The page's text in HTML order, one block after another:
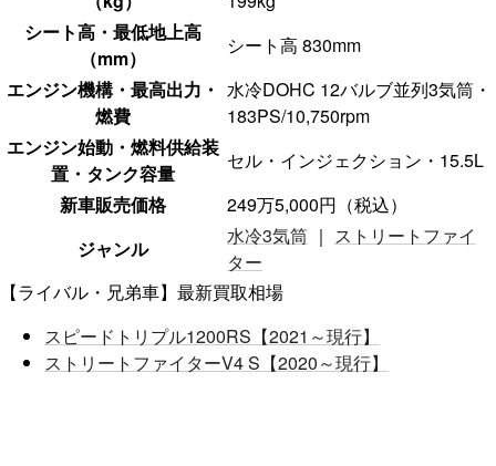
シート高・最低地上高
（mm）
シート高 830mm
エンジン機構・最高出力・
燃費
水冷DOHC 12バルブ並列3気筒・
183PS/10,750rpm
エンジン始動・燃料供給装
置・タンク容量
セル・インジェクション・15.5L
新車販売価格
249万5,000円（税込）
ジャンル
水冷3気筒 ｜ ストリートファイ
ター
【ライバル・兄弟車】最新買取相場
スピードトリプル1200RS【2021～現行】
ストリートファイターV4 S【2020～現行】